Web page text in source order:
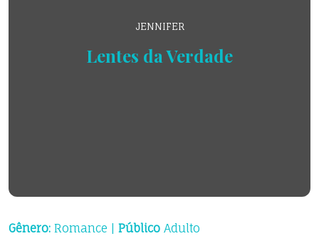
JENNIFER
Lentes da Verdade
Gênero: Romance | Público Adulto